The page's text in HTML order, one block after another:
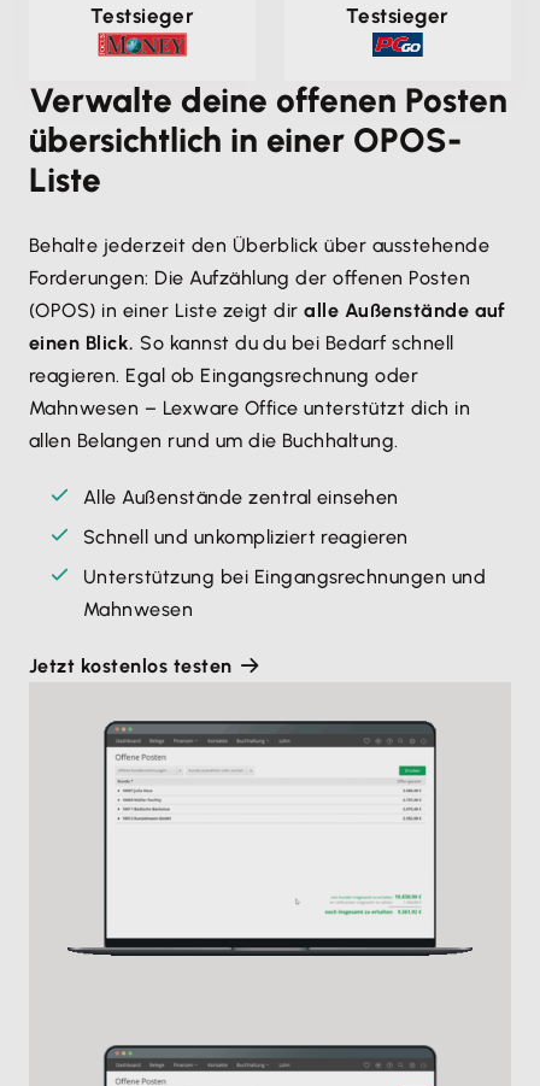
Testsieger Testsieger
Verwalte deine offenen Posten
übersichtlich in einer OPOS-
Liste
Behalte jederzeit den Überblick über ausstehende
Forderungen: Die Aufzählung der offenen Posten
(OPOS) in einer Liste zeigt diralle Außenstände auf
einen Blick. So kannst du du bei Bedarf schnell
reagieren. Egal ob Eingangsrechnung oder
Mahnwesen – Lexware Office unterstützt dich in
allen Belangen rund um die Buchhaltung.
Alle Außenstände zentral einsehen
Schnell und unkompliziert reagieren
Unterstützung bei Eingangsrechnungen und
Mahnwesen
Jetzt kostenlos testen